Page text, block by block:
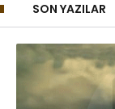
SON YAZILAR